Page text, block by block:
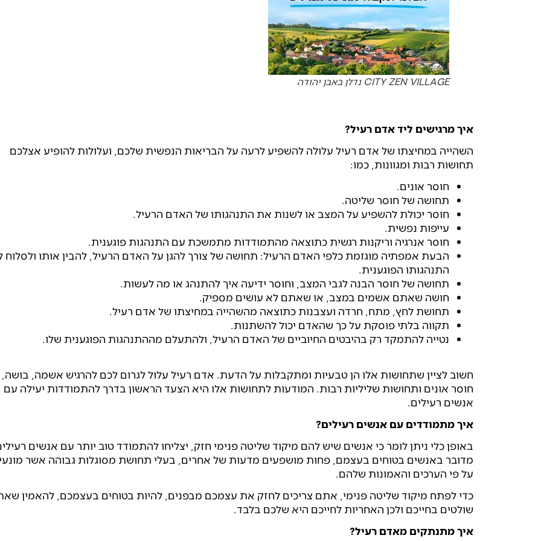
CITY ZEN VILLAGE נדלן באבן יהודה
איך מרגישים ליד אדם רעיל?
השהייה במחיצתו של אדם רעיל עלולה להשפיע לרעה על הבריאות הנפשית שלכם, ועלולות להופיע אצלכם
תחושות רבות ומגוונות, כמו:
חוסר אונים.
תחושה של חוסר שליטה.
חוסר יכולת להשפיע על המצב או לשנות את התנהגותו של האדם הרעיל.
עייפות נפשית.
חוסר אנרגיה וריקנות רגשית כתוצאה מהתמודדות מתמשכת עם התנהגות פוגענית.
הבעת אמפתיה מוגזמת כלפי האדם הרעיל: תחושה של צורך להגן על האדם הרעיל, להבין אותו ולסלוח
התנהגותו הפוגענית.
תחושה של חוסר הבנה לגבי המצב, וחוסר ידיעה איך להתנהג או מה לעשות.
חושה שאתם אשמים במצב, או שאתם לא עושים מספיק.
תחושת לחץ, מתח, חרדה ועצבנות כתוצאה מהשהייה במחיצתו של אדם רעיל.
תקווה בלתי פוסקת על כך שהאדם יכול להשתנות.
נטייה להתמקד רק בהיבטים החיוביים של האדם הרעיל, ולהתעלם מההתנהגות הפוגענית שלו.
חשוב לציין שתחושות אלו הן טבעיות ומתקבלות על הדעת. אדם רעיל עלול לגרום לכם להרגיש אשמה, בושה,
חוסר אונים ותחושות שליליות רבות. המודעות לתחושות אלו היא הצעד הראשון בדרך להתמודדות יעילה עם
אנשים רעילים.
איך מתמודדים עם אנשים רעילים?
באופן כלי ניתן לומר כי אנשים שיש להם מיקוד שליטה פנימי חזק, יצליחו להתמודד טוב יותר עם אנשים
מדובר באנשים בטוחים בעצמם, פחות מושפעים מדעות של אחרים, בעלי תחושת מסוגלות גבוהה אשר
על פי הערכים והאמונות שלהם.
כדי לפתח מיקוד שליטה פנימי, אתם צריכים לחזק את עצמכם מבפנים, להיות בטוחים בעצמכם, להאמין
שולטים בחייכם ולכן האחריות לחייכם היא שלכם בלבד.
איך מתנתקים מאדם רעיל?